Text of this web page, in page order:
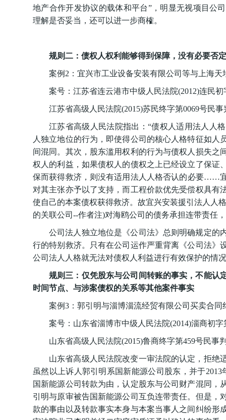
地产合作开发协议的载体和平台”，明显无视项目公
理解是否妥当，还可以进一步商榷。
规则二：债权人权利能够得到保障，没有必要否
案例2：宜兴市工业设备安装有限公司等与上海天
案号：江苏省连云港市中级人民法院(2012)连民
江苏省高级人民法院(2015)苏民终字第0069号民
江苏省高级人民法院指出：“债权人适用法人人
人独立地位的行为，即使得公司的核心人格特征如
间混同。其次，股东滥用权利的行为与债权人损失
权人的利益，如果债权人的债权之上已经设立了保证
保而获得救济，则没有适用法人人格否认的必要……
对其主张亦予以了支持，而工程价款优先受偿权具
使自己的本案债权获得救济。故宜兴安装援引法人人
的关联公司--作者注)对海鸥公司的债务承担连带责任
公司法人独立地位是《公司法》总则明确规定的
行的特别救济。只有在公司运作严重背离《公司法》
公司法人人格就无法对债权人利益进行有效保护的情
规则三：仅凭股东与公司间转账的事实，不能认
时间节点、与涉案债权的关系等其他案件事实
案例3：郭引明与淄博淄流经贸有限公司买卖合同
案号：山东省淄博市中级人民法院(2014)淄商初
山东省高级人民法院(2015)鲁商终字第459号民事
山东省高级人民法院改变一审法院的认定，拒绝
虽然以上诉人郭引明系国新能源公司股东，并于
国新能源公司转款为由，认定股东与公司财产混同，
引明与原审被告国新能源公司互负连带责任。但是
款的事由以及转款事实本身与本案当事人之间纠纷形